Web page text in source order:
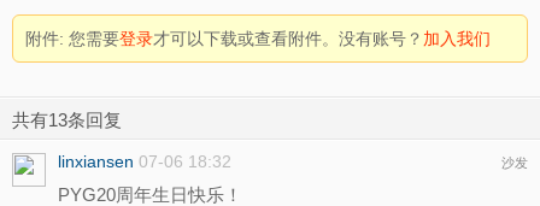
附件: 您需要登录才可以下载或查看附件。没有账号？ 加入我们
共有13条回复
linxiansen 07-06 18:32 沙发
PYG20周年生日快乐！